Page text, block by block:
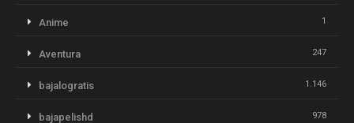
Anime 1
Aventura 247
bajalogratis 1.146
bajapelishd 978